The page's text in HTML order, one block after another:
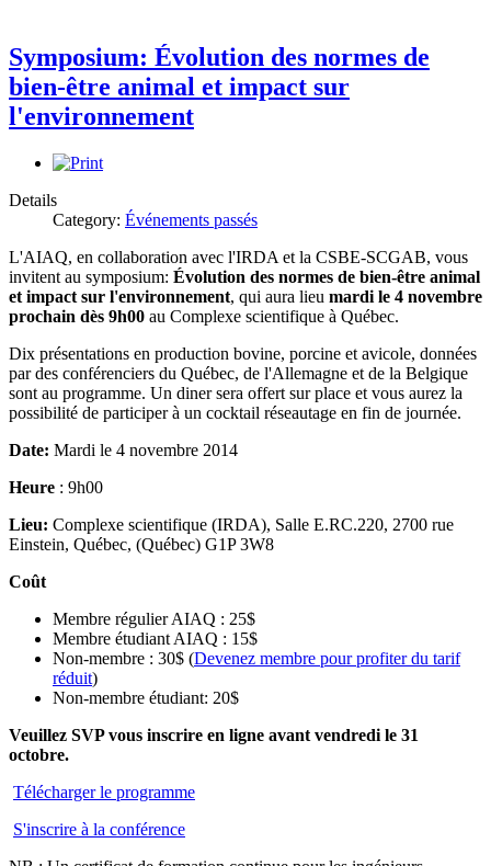
Symposium: Évolution des normes de
bien-être animal et impact sur
l'environnement
Details
Category: Événements passés
L'AIAQ, en collaboration avec l'IRDA et la CSBE-SCGAB, vous
invitent au symposium: Évolution des normes de bien-être animal
et impact sur l'environnement, qui aura lieu mardi le 4 novembre
prochain dès 9h00 au Complexe scientifique à Québec.
Dix présentations en production bovine, porcine et avicole, données
par des conférenciers du Québec, de l'Allemagne et de la Belgique
sont au programme. Un diner sera offert sur place et vous aurez la
possibilité de participer à un cocktail réseautage en fin de journée.
Date: Mardi le 4 novembre 2014
Heure : 9h00
Lieu: Complexe scientifique (IRDA), Salle E.RC.220, 2700 rue
Einstein, Québec, (Québec) G1P 3W8
Coût
Membre régulier AIAQ : 25$
Membre étudiant AIAQ : 15$
Non-membre : 30$ (Devenez membre pour profiter du tarif
réduit)
Non-membre étudiant: 20$
Veuillez SVP vous inscrire en ligne avant vendredi le 31
octobre.
Télécharger le programme
S'inscrire à la conférence